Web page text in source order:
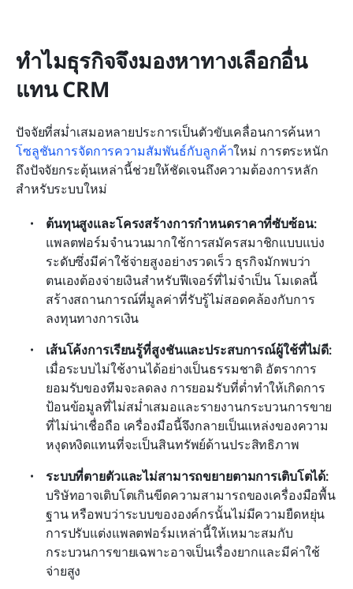
ทำไมธุรกิจจึงมองหาทางเลือกอื่น
แทน CRM
ปัจจัยที่สม่ำเสมอหลายประการเป็นตัวขับเคลื่อนการค้นหา
โซลูชันการจัดการความสัมพันธ์กับลูกค้าใหม่ การตระหนัก
ถึงปัจจัยกระตุ้นเหล่านี้ช่วยให้ชัดเจนถึงความต้องการหลัก
สำหรับระบบใหม่
ต้นทุนสูงและโครงสร้างการกำหนดราคาที่ซับซ้อน:
แพลตฟอร์มจำนวนมากใช้การสมัครสมาชิกแบบแบ่ง
ระดับซึ่งมีค่าใช้จ่ายสูงอย่างรวดเร็ว ธุรกิจมักพบว่า
ตนเองต้องจ่ายเงินสำหรับฟีเจอร์ที่ไม่จำเป็น โมเดลนี้
สร้างสถานการณ์ที่มูลค่าที่รับรู้ไม่สอดคล้องกับการ
ลงทุนทางการเงิน
เส้นโค้งการเรียนรู้ที่สูงชันและประสบการณ์ผู้ใช้ที่ไม่ดี:
เมื่อระบบไม่ใช้งานได้อย่างเป็นธรรมชาติ อัตราการ
ยอมรับของทีมจะลดลง การยอมรับที่ต่ำทำให้เกิดการ
ป้อนข้อมูลที่ไม่สม่ำเสมอและรายงานกระบวนการขาย
ที่ไม่น่าเชื่อถือ เครื่องมือนี้จึงกลายเป็นแหล่งของความ
หงุดหงิดแทนที่จะเป็นสินทรัพย์ด้านประสิทธิภาพ
ระบบที่ตายตัวและไม่สามารถขยายตามการเติบโตได้:
บริษัทอาจเติบโตเกินขีดความสามารถของเครื่องมือพื้น
ฐาน หรือพบว่าระบบขององค์กรนั้นไม่มีความยืดหยุ่น
การปรับแต่งแพลตฟอร์มเหล่านี้ให้เหมาะสมกับ
กระบวนการขายเฉพาะอาจเป็นเรื่องยากและมีค่าใช้
จ่ายสูง